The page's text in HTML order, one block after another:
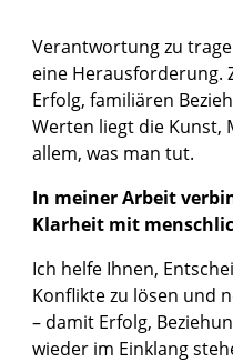
Verantwortung zu
eine Herausforderung.
Erfolg, familiären
Werten liegt die Kunst,
allem, was man tut.
In meiner Arbeit
Klarheit mit
Ich helfe Ihnen,
Konflikte zu lösen und
– damit Erfolg,
wieder im Einklang